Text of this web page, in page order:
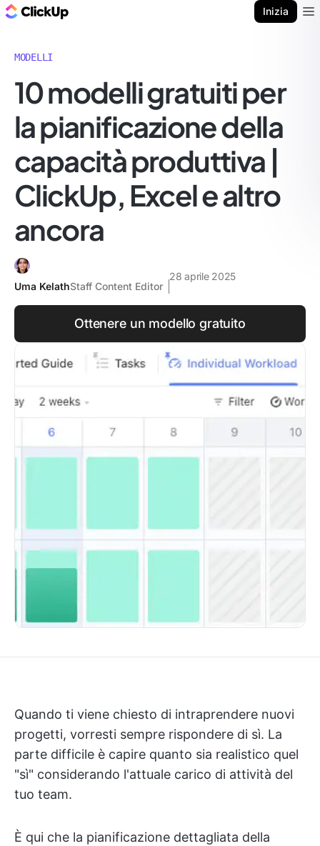
Inizia
MODELLI
10 modelli gratuiti per
la pianificazione della
capacità produttiva |
ClickUp, Excel e altro
ancora
Uma KelathStaff Content Editor
28 aprile 2025
Ottenere un modello gratuito
Quando ti viene chiesto di intraprendere nuovi
progetti, vorresti sempre rispondere di sì. La
parte difficile è capire quanto sia realistico quel
"sì" considerando l'attuale carico di attività del
tuo team.
È qui che la pianificazione dettagliata della